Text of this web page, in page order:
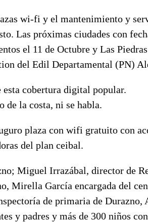
wi-fi y el mantenimiento y
Las próximas ciudades con
el 11 de Octubre y Las
del Edil Departamental (PN)
esta cobertura digital popular.
de la costa, ni se habla.
plaza con wifi gratuito con
del plan ceibal.
Miguel Irrazábal, director de
Mirella García encargada del
de primaria de Durazno,
y padres y más de 300 niños